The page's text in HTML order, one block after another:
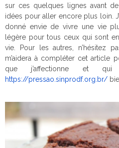
sur ces quelques lignes avant
idées pour aller encore plus loin.
donné envie de vivre une vie
légère pour tous ceux qui sont
vie. Pour les autres, n’hésitez
m’aidera à compléter cet article
que j’affectionne et
https://pressao.sinprodf.org.br/